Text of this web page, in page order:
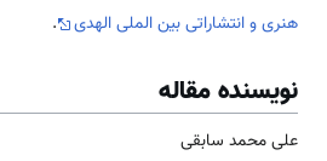
هنری و انتشاراتی بین الملی الهدی
.
نویسنده مقاله
علی محمد سابقی